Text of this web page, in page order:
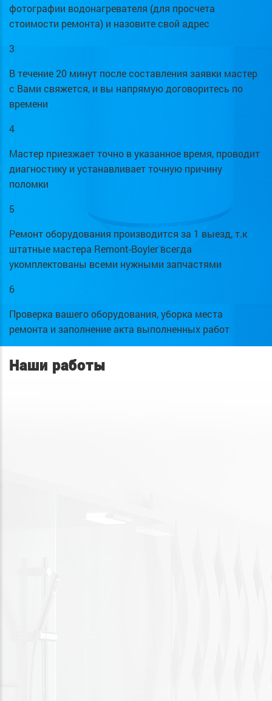
фотографии водонагревателя (для просчета
стоимости ремонта) и назовите свой адрес
3
В течение 20 минут после составления заявки мастер
с Вами свяжется, и вы напрямую договоритесь по
времени
4
Мастер приезжает точно в указанное время, проводит
диагностику и устанавливает точную причину
поломки
5
Ремонт оборудования производится за 1 выезд, т.к
штатные мастера Remont-Boyler всегда
укомплектованы всеми нужными запчастями
6
Проверка вашего оборудования, уборка места
ремонта и заполнение акта выполненных работ
Наши работы